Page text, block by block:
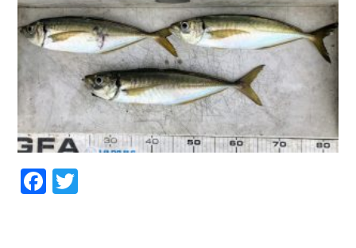
Facebook